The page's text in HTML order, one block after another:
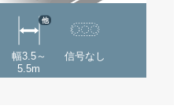
幅3.5～
5.5m
他
信号なし